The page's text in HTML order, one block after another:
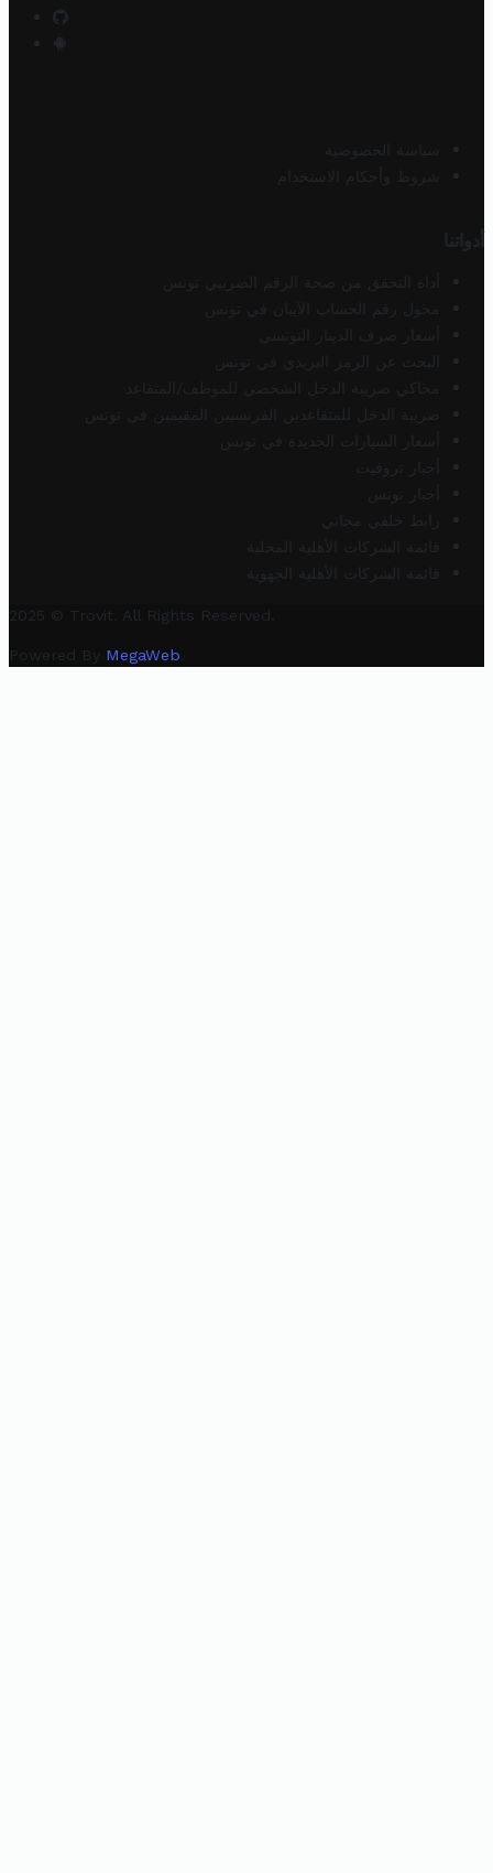
سياسة الخصوصية
شروط وأحكام الاستخدام
أدواتنا
أداة التحقق من صحة الرقم الضريبي تونس
محول رقم الحساب الآيبان في تونس
أسعار صرف الدينار التونسي
البحث عن الرمز البريدي في تونس
محاكي ضريبة الدخل الشخصي للموظف/المتقاعد
ضريبة الدخل للمتقاعدين الفرنسيين المقيمين في تونس
أسعار السيارات الجديدة في تونس
أخبار تروفيت
أخبار تونس
رابط خلفي مجاني
قائمة الشركات الأهلية المحلية
قائمة الشركات الأهلية الجهوية
2025 © Trovit. All Rights Reserved.
Powered By MegaWeb